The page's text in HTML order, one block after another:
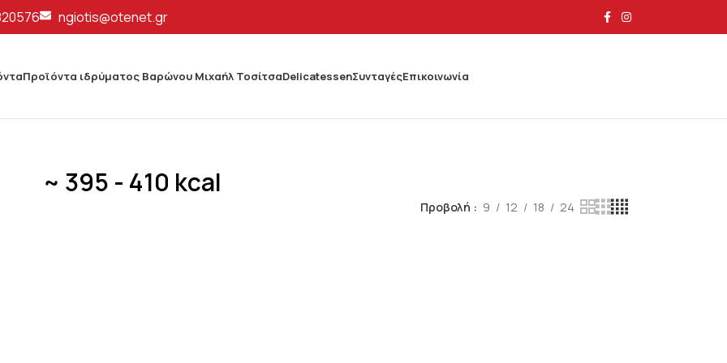
ngiotis@otenet.gr
Προϊόντα ιδρύματος Βαρώνου Μιχαήλ ΤοσίτσαDelicatessenΣυνταγέςΕπικοινωνία
~ 395 - 410 kcal
Προβολή 9 12 18 24